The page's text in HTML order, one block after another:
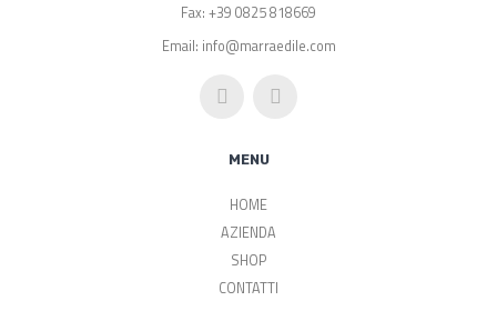
Fax: +39 0825 818669
Email: info@marraedile.com
MENU
HOME
AZIENDA
SHOP
CONTATTI